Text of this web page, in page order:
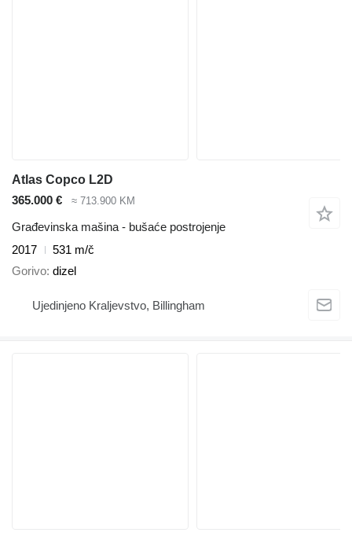
Atlas Copco L2D
365.000 €
≈ 713.900 KM
Građevinska mašina - bušaće postrojenje
2017
531 m/č
Gorivo dizel
Ujedinjeno Kraljevstvo, Billingham